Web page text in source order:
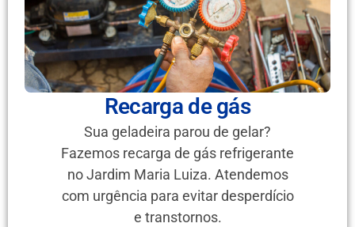
Recarga de gás
Sua geladeira parou de gelar?
Fazemos recarga de gás refrigerante
no Jardim Maria Luiza. Atendemos
com urgência para evitar desperdício
e transtornos.